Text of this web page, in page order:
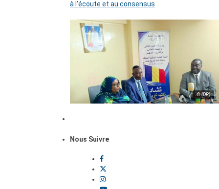
à l’écoute et au consensus
© (DR)
Nous Suivre